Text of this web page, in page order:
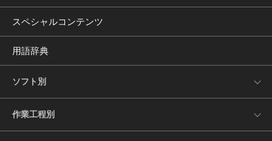
スペシャルコンテンツ
用語辞典
ソフト別
作業工程別